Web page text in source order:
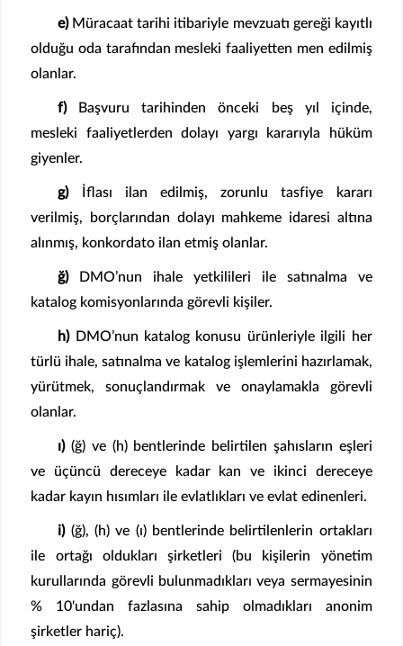
e)Müracaat tarihi itibariyle mevzuatı gereği kayıtlı
olduğu oda tarafından mesleki faaliyetten men edilmiş
olanlar.
f)Başvuru tarihinden önceki beş yıl içinde,
mesleki faaliyetlerden dolayı yargı kararıyla hüküm
giyenler.
g)
İflası ilan edilmiş, zorunlu tasfiye kararı
verilmiş, borçlarından dolayı mahkeme idaresi altına
alınmış, konkordato ilan etmiş olanlar.
ğ)DMO’nun ihale yetkilileri ile satınalma ve
katalog komisyonlarında görevli kişiler.
h)DMO’nun katalog konusu ürünleriyle ilgili her
türlü ihale, satınalma ve katalog işlemlerini hazırlamak,
yürütmek, sonuçlandırmak ve onaylamakla görevli
olanlar.
ı)(ğ) ve (h) bentlerinde belirtilen şahısların eşleri
ve üçüncü dereceye kadar kan ve ikinci dereceye
kadar kayın hısımları ile evlatlıkları ve evlat edinenleri.
i)(ğ), (h) ve (ı) bentlerinde belirtilenlerin ortakları
ile ortağı oldukları şirketleri (bu kişilerin yönetim
kurullarında görevli bulunmadıkları veya sermayesinin
% 10'undan fazlasına sahip olmadıkları anonim
şirketler hariç).